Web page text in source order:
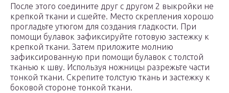
После этого соедините друг с другом 2 выкройки не
крепкой ткани и сшейте. Место скрепления хорошо
прогладьте утюгом для создания гладкости. При
помощи булавок зафиксируйте готовую застежку к
крепкой ткани. Затем приложите молнию
зафиксированную при помощи булавок с толстой
тканью к шву. Используя ножницы разрежьте части
тонкой ткани. Скрепите толстую ткань и застежку к
боковой стороне тонкой ткани.